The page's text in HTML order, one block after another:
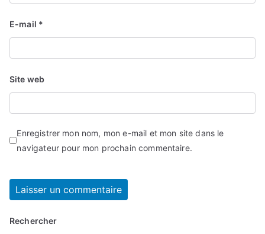
E-mail *
Site web
Enregistrer mon nom, mon e-mail et mon site dans le
navigateur pour mon prochain commentaire.
Rechercher